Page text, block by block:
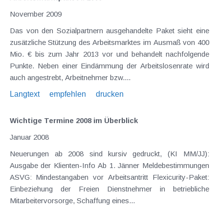
November 2009
Das von den Sozialpartnern ausgehandelte Paket sieht eine
zusätzliche Stützung des Arbeitsmarktes im Ausmaß von 400
Mio. € bis zum Jahr 2013 vor und behandelt nachfolgende
Punkte. Neben einer Eindämmung der Arbeitslosenrate wird
auch angestrebt, Arbeitnehmer bzw....
Langtext
empfehlen drucken
Wichtige Termine 2008 im Überblick
Januar 2008
Neuerungen ab 2008 sind kursiv gedruckt, (KI MM/JJ):
Ausgabe der Klienten-Info Ab 1. Jänner Meldebestimmungen
ASVG: Mindestangaben vor Arbeitsantritt Flexicurity-Paket:
Einbeziehung der Freien Dienstnehmer in betriebliche
Mitarbeitervorsorge, Schaffung eines...